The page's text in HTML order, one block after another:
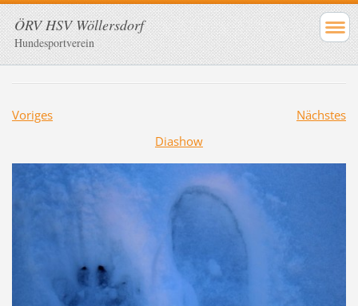
ÖRV HSV Wöllersdorf
Hundesportverein
Voriges
Nächstes
Diashow